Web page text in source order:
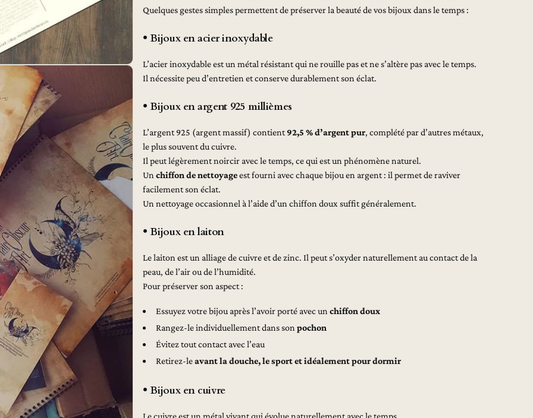
Quelques gestes simples permettent de préserver la beauté de vos bijoux dans le temps :
• Bijoux en acier inoxydable
L’acier inoxydable est un métal résistant qui ne rouille pas et ne s’altère pas avec le temps.
Il nécessite peu d’entretien et conserve durablement son éclat.
• Bijoux en argent 925 millièmes
L’argent 925 (argent massif) contient 92,5 % d’argent pur, complété par d’autres métaux,
le plus souvent du cuivre.
Il peut légèrement noircir avec le temps, ce qui est un phénomène naturel.
Un chiffon de nettoyageest fourni avec chaque bijou en argent : il permet de raviver
facilement son éclat.
Un nettoyage occasionnel à l’aide d’un chiffon doux suffit généralement.
• Bijoux en laiton
Le laiton est un alliage de cuivre et de zinc. Il peut s’oxyder naturellement au contact de la
peau, de l’air ou de l’humidité.
Pour préserver son aspect :
Essuyez votre bijou après l’avoir porté avec un chiffon doux
Rangez-le individuellement dans son pochon
Évitez tout contact avec l’eau
Retirez-leavant la douche, le sport et idéalement pour dormir
• Bijoux en cuivre
Le cuivre est un métal vivant qui évolue naturellement avec le temps.